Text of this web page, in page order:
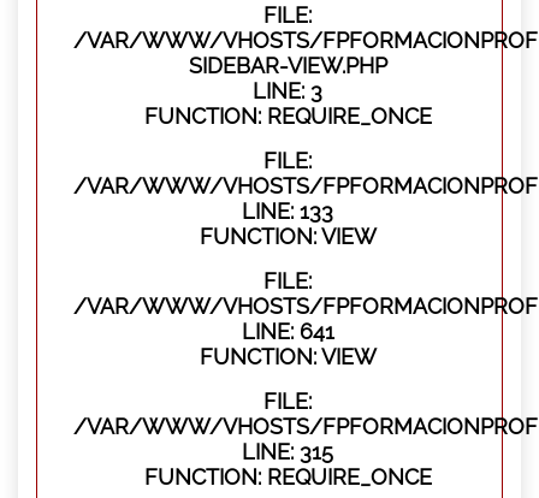
FILE:
/VAR/WWW/VHOSTS/
SIDEBAR-VIEW.PHP
LINE: 3
FUNCTION: REQUIRE_ONCE
FILE:
/VAR/WWW/VHOSTS/
LINE: 133
FUNCTION: VIEW
FILE:
/VAR/WWW/VHOSTS/
LINE: 641
FUNCTION: VIEW
FILE:
/VAR/WWW/VHOSTS/
LINE: 315
FUNCTION: REQUIRE_ONCE